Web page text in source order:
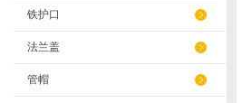
铁护口
法兰盖
管帽